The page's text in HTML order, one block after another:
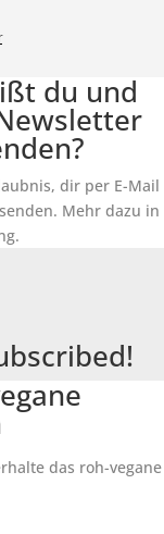
du und
dir per E-Mail
Mehr dazu in
das roh-vegane